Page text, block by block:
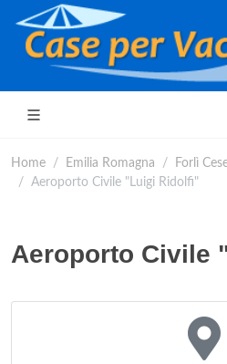
Home Emilia Romagna
Forlì
Aeroporto Civile "Luigi Ridolfi"
Aeroporto Civile